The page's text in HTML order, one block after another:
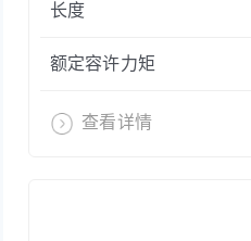
长度
额定容许力矩
查看详情